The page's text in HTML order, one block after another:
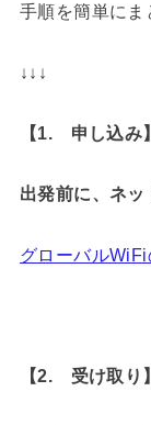
手順を簡単にま
↓↓↓
【1. 申し込み】
出発前に、ネッ
グローバル
【2. 受け取り】